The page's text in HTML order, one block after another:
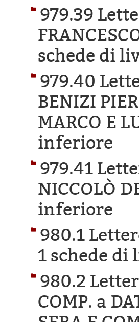
979.39
schede di
979.40
BENIZI
MARCO E
inferiore
979.41
NICCOLÒ
inferiore
980.1
1 schede
980.2
COMP. a